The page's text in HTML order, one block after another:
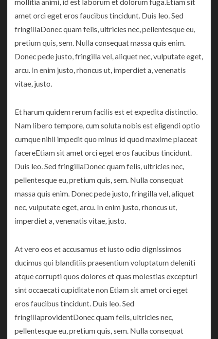
mollitia animi, id est laborum et dolorum fuga.Etiam sit
amet orci eget eros faucibus tincidunt. Duis leo. Sed
fringillaDonec quam felis, ultricies nec, pellentesque eu,
pretium quis, sem. Nulla consequat massa quis enim.
Donec pede justo, fringilla vel, aliquet nec, vulputate eget,
arcu. In enim justo, rhoncus ut, imperdiet a, venenatis
vitae, justo.
Et harum quidem rerum facilis est et expedita distinctio.
Nam libero tempore, cum soluta nobis est eligendi optio
cumque nihil impedit quo minus id quod maxime placeat
facereEtiam sit amet orci eget eros faucibus tincidunt.
Duis leo. Sed fringillaDonec quam felis, ultricies nec,
pellentesque eu, pretium quis, sem. Nulla consequat
massa quis enim. Donec pede justo, fringilla vel, aliquet
nec, vulputate eget, arcu. In enim justo, rhoncus ut,
imperdiet a, venenatis vitae, justo.
At vero eos et accusamus et iusto odio dignissimos
ducimus qui blanditiis praesentium voluptatum deleniti
atque corrupti quos dolores et quas molestias excepturi
sint occaecati cupiditate non Etiam sit amet orci eget
eros faucibus tincidunt. Duis leo. Sed
fringillaprovidentDonec quam felis, ultricies nec,
pellentesque eu, pretium quis, sem. Nulla consequat